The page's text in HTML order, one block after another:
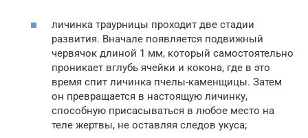
личинка траурницы проходит две стадии
развития. Вначале появляется подвижный
червячок длиной 1 мм, который самостоятельно
проникает вглубь ячейки и кокона, где в это
время спит личинка пчелы-каменщицы. Затем
он превращается в настоящую личинку,
способную присасываться в любое место на
теле жертвы, не оставляя следов укуса;